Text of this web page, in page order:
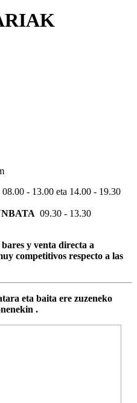
08.00 - 13.00 eta 14.00 - 19.30
09.30 - 13.30
y venta directa a
competitivos respecto a las
eta baita ere zuzeneko
.